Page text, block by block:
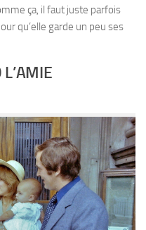
ça, il faut juste parfois
qu’elle garde un peu ses